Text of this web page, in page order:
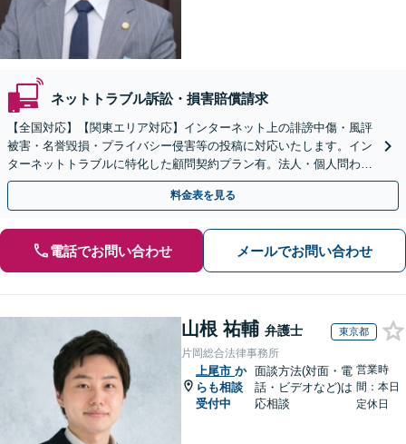
ネットトラブル訴訟・損害賠償請求
【全国対応】【関東エリア対応】インターネット上の誹謗中傷・風評
被害・名誉毀損・プライバシー侵害等の投稿に対応いたします。イン
ターネットトラブルに特化した顧問契約プラン有。法人・個人問わず
お気軽にご相談下さい。【オンライン相談可】
料金表を見る
電話でお問い合わせ メールでお問い合わせ
山根 祐輔 弁護士 東京都
片岡総合法律事務所
上尾市 か
らも相談
受付中
面談方法(対面・電
話・ビデオなど)は
応相談
営業時
間：本日
定休日